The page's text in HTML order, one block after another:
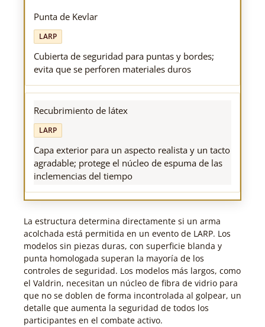
Punta de Kevlar
LARP
Cubierta de seguridad para puntas y bordes;
evita que se perforen materiales duros
Recubrimiento de látex
LARP
Capa exterior para un aspecto realista y un tacto
agradable; protege el núcleo de espuma de las
inclemencias del tiempo
La estructura determina directamente si un arma
acolchada está permitida en un evento de LARP. Los
modelos sin piezas duras, con superficie blanda y
punta homologada superan la mayoría de los
controles de seguridad. Los modelos más largos, como
el Valdrin, necesitan un núcleo de fibra de vidrio para
que no se doblen de forma incontrolada al golpear, un
detalle que aumenta la seguridad de todos los
participantes en el combate activo.